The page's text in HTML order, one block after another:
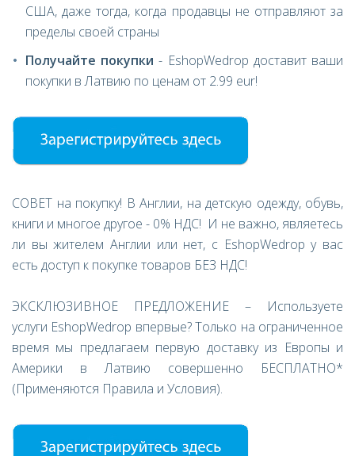
США, даже тогда, когда продавцы не отправляют за
пределы своей страны
Получайте покупки - EshopWedrop доставит ваши
покупки в Латвию по ценам от 2.99 eur!
СОВЕТ на покупку! В Англии, на детскую одежду, обувь,
книги и многое другое - 0% НДС! И не важно, являетесь
ли вы жителем Англии или нет, с EshopWedrop у вас
есть доступ к покупке товаров БЕЗ НДС!
ЭКСКЛЮЗИВНОЕ ПРЕДЛОЖЕНИЕ – Используете
услуги EshopWedrop впервые? Только на ограниченное
время мы предлагаем первую доставку из Европы и
Америки в Латвию совершенно БЕСПЛАТНО*
(Применяются Правила и Условия).